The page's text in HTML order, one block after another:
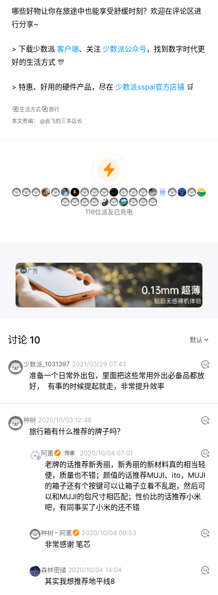
哪些好物让你在旅途中也能享受舒缓时刻？欢迎在评论区进
行分享~
> 下载少数派 客户端、关注 少数派公众号，找到数字时代更
好的生活方式 🎊
> 特惠、好用的硬件产品，尽在 少数派sspai官方店铺 🛒
生活方式
旅行
本文责编： @会飞的三羊店长
116位派友已充电
广告
讨论 10
少数派_1031397 2021/03/29 07:43
准备一个日常外出包，里面把这些常用外出必备品都放
好，  有事的时候提起就走，非常提升效率
种树 2020/10/03 12:46
旅行箱有什么推荐的牌子吗？
阿薰 2020/10/04 07:01
老牌的话推荐新秀丽，新秀丽的新材料真的相当轻
便，质量也不错；颜值的话推荐MUJI、ito，MUJI
的箱子还有个按键可以让箱子立着不乱跑，然后可
以和MUJI的包尺寸相匹配；性价比的话推荐小米
吧，有同事买了小米的还不错
种树 阿薰 2020/10/04 09:53
非常感谢 笔芯
森林密储 2020/10/04 14:04
其实我想推荐地平线8